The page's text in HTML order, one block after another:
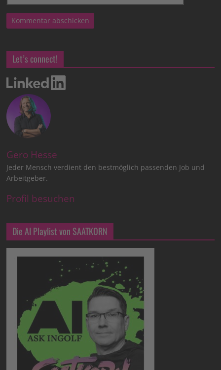
Let’s connect!
Gero Hesse
Jeder Mensch verdient den bestmöglich passenden Job und
Arbeitgeber.
Profil besuchen
Die AI Playlist von SAATKORN